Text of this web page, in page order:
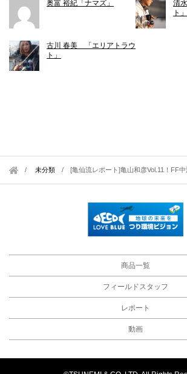
奥富 裕紀「ナマズ」
清
ト」
古川 春美 「エリアトラウ
ト」
未分類 /[亀仙流レポート]亀山和彦Vol.11！FF
商品一覧
フィールドスタッフ
レポート
動画